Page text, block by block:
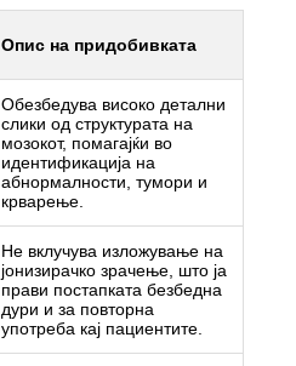
Опис на придобивката
Обезбедува високо детални
слики од структурата на
мозокот, помагајќи во
идентификација на
абнормалности, тумори и
крварење.
Не вклучува изложување на
јонизирачко зрачење, што ја
прави постапката безбедна
дури и за повторна
употреба кај пациентите.